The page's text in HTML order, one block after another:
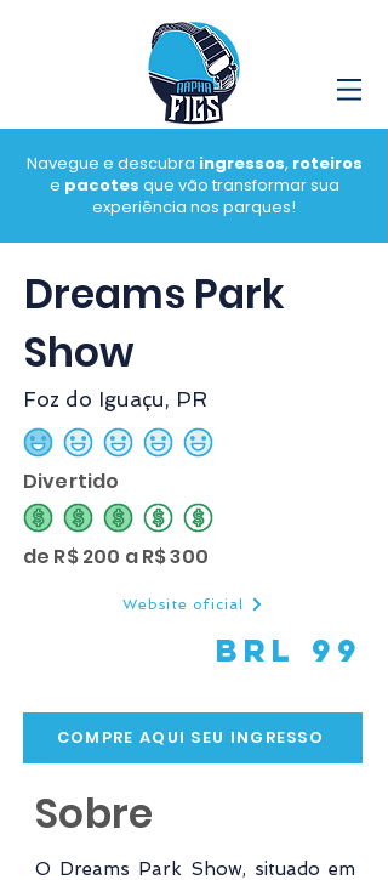
Navegue e descubra ingressos, roteiros
e pacotes que vão transformar sua
experiência nos parques!
Dreams Park
Show
Foz do Iguaçu, PR
classificação média é 1 de 5
Divertido
classificação média é 3 de 5
de R$ 200 a R$ 300
COMPRE AQUI SEU INGRESSO
Website oficial
BRL 99
Sobre
O Dreams Park Show, situado em